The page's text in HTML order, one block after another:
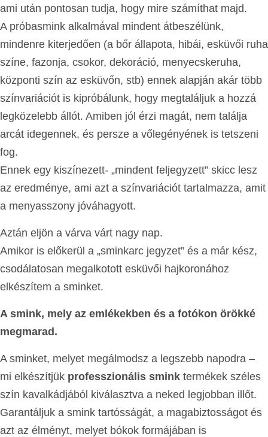
ami után pontosan tudja, hogy mire számíthat majd.
A próbasmink alkalmával mindent átbeszélünk,
mindenre kiterjedően (a bőr állapota, hibái, esküvői ruha
színe, fazonja, csokor, dekoráció, menyecskeruha,
központi szín az esküvőn, stb) ennek alapján akár több
színvariációt is kipróbálunk, hogy megtaláljuk a hozzá
legközelebb állót. Amiben jól érzi magát, nem találja
arcát idegennek, és persze a vőlegényének is tetszeni
fog.
Ennek egy kiszínezett- „mindent feljegyzett” skicc lesz
az eredménye, ami azt a színvariációt tartalmazza, amit
a menyasszony jóváhagyott.
Aztán eljön a várva várt nagy nap.
Amikor is előkerül a „sminkarc jegyzet” és a már kész,
csodálatosan megalkotott esküvői hajkoronához
elkészítem a sminket.
A smink, mely az emlékekben és a fotókon örökké
megmarad.
A sminket, melyet megálmodsz a legszebb napodra –
mi elkészítjük professzionális smink termékek széles
szín kavalkádjából kiválasztva a neked legjobban illőt.
Garantáljuk a smink tartósságát, a magabiztosságot és
azt az élményt, melyet bókok formájában is